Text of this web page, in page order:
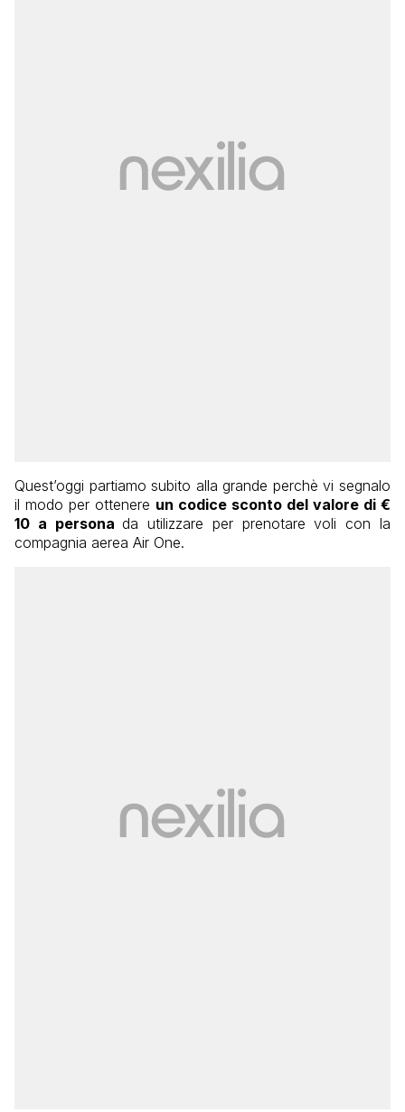
Quest’oggi partiamo subito alla grande perchè vi segnalo
il modo per ottenere un codice sconto del valore di €
10 a personada utilizzare per prenotare voli con la
compagnia aerea Air One.